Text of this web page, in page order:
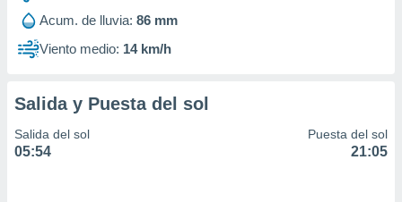
Acum. de lluvia: 86 mm
Viento medio: 14 km/h
Salida y Puesta del sol
Salida del sol
05:54
Puesta del sol
21:05